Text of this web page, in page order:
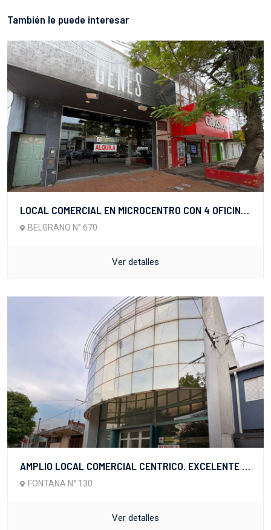
También le puede interesar
LOCAL COMERCIAL EN MICROCENTRO CON 4 OFICINAS/DEPOSITO EN PLANTA ALTA
BELGRANO N° 670
Ver detalles
AMPLIO LOCAL COMERCIAL CENTRICO. EXCELENTE CALIDAD
FONTANA N° 130
Ver detalles